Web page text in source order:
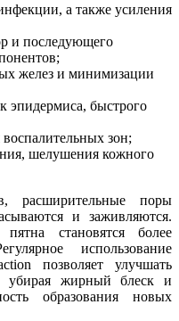
а также усиления
и последующего
желез и минимизации
эпидермиса, быстрого
зон;
шелушения кожного
расширительные поры
и заживляются.
становятся более
использование
позволяет улучшать
убирая жирный блеск и
образования новых